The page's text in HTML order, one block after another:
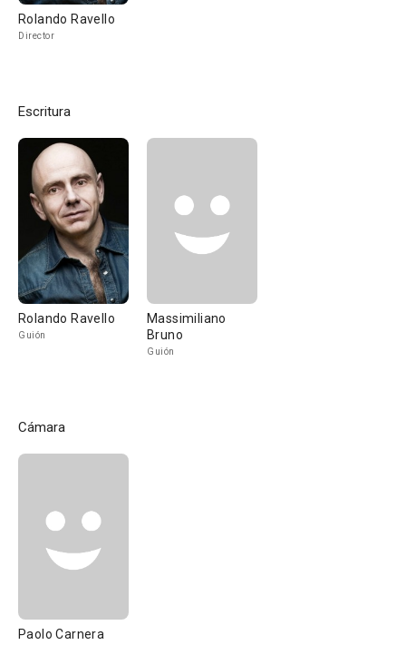
Rolando Ravello
Director
Escritura
Rolando Ravello
Guión
Massimiliano
Bruno
Guión
Cámara
Paolo Carnera